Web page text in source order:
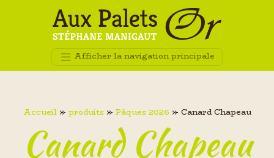
Afficher la navigation principale
Accueil» produits» Pâques 2026 » Canard Chapeau
Canard Chapeau